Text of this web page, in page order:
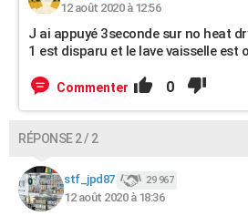
12 août 2020 à 12:56
J ai appuyé 3seconde sur no heat
1 est disparu et le lave vaisselle est
Commenter 0
RÉPONSE 2 / 2
stf_jpd87 29 967
12 août 2020 à 18:36